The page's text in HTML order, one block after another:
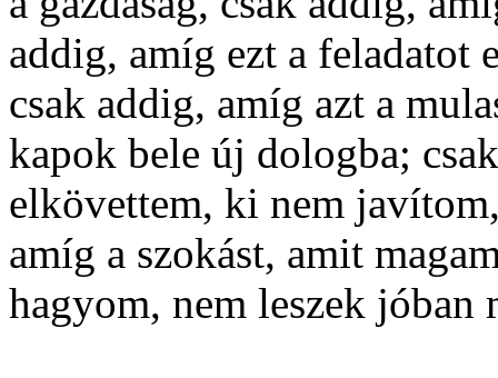
addig, amíg ezt a feladatot
csak addig, amíg azt a
kapok bele új dologba;
elkövettem, ki nem
amíg a szokást, amit
hagyom, nem leszek jóban